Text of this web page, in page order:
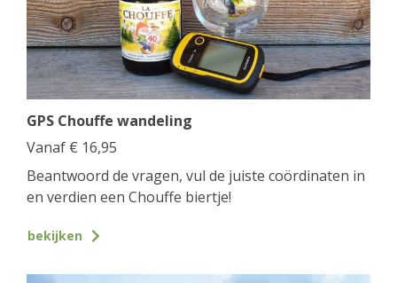
GPS Chouffe wandeling
Vanaf € 16,95
Beantwoord de vragen, vul de juiste coördinaten in
en verdien een Chouffe biertje!
bekijken